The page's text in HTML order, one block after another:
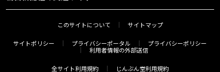
このサイトについて サイトマップ
サイトポリシー プライバシーポータル
プライバシーポリシー
利用者情報の外部送信
全サイト利用規約 じんぶん堂利用規約